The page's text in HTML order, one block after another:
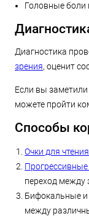
Головные боли
Диагностика
зрения, оценит
Если вы
можете пройти
Способы
Очки для
переход между
Бифокальные и
между